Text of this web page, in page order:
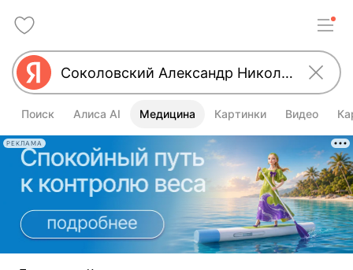
Поиск Алиса AI Медицина Картинки Видео
РЕКЛАМА